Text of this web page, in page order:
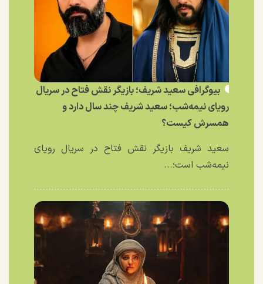
بیوگرافی سعید شریف؛ بازیگر نقش فتاح در سریال
رویای نیمه‌شب؛ سعید شریف چند سال دارد و
همسرش کیست؟
سعید شریف بازیگر نقش فتاح در سریال رویای
نیمه‌شب است؛...